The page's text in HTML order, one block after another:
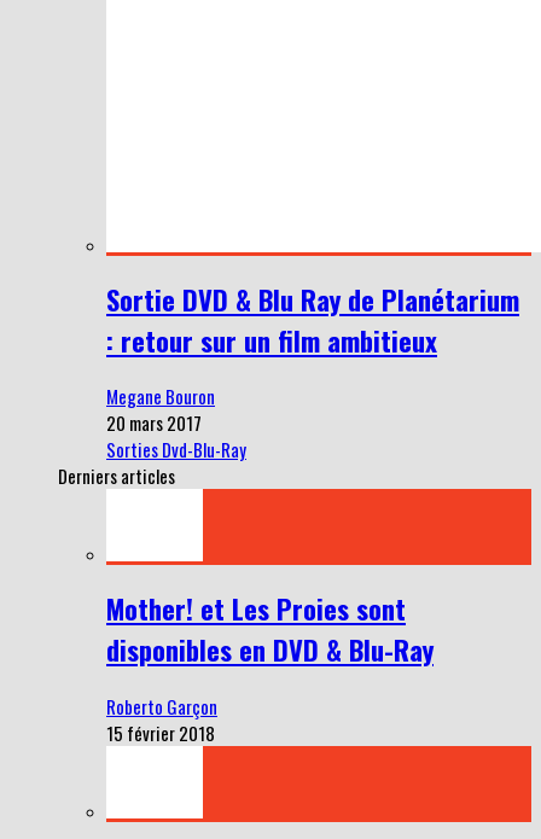
Sortie DVD & Blu Ray de Planétarium
: retour sur un film ambitieux
Megane Bouron
20 mars 2017
Sorties Dvd-Blu-Ray
Derniers articles
Mother! et Les Proies sont
disponibles en DVD & Blu-Ray
Roberto Garçon
15 février 2018